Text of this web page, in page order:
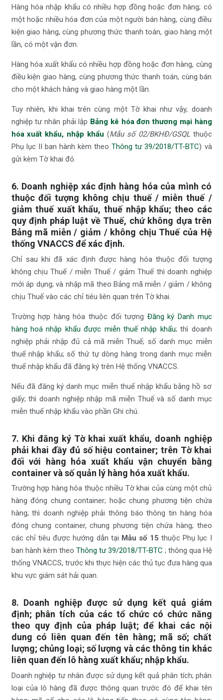
Hàng hóa nhập khẩu có nhiều hợp đồng hoặc đơn hàng; có
một hoặc nhiều hóa đơn của một người bán hàng, cùng điều
kiện giao hàng, cùng phương thức thanh toán, giao hàng một
lần, có một vận đơn.
Hàng hóa xuất khẩu có nhiều hợp đồng hoặc đơn hàng, cùng
điều kiện giao hàng, cùng phương thức thanh toán, cùng bán
cho một khách hàng và giao hàng một lần.
Tuy nhiên, khi khai trên cùng một Tờ khai như vậy, doanh
nghiệp tư nhân phải lập Bảng kê hóa đơn thương mại hàng
hóa xuất khẩu, nhập khẩu (Mẫu số 02/BKHĐ/GSQLthuộc
Phụ lục II ban hành kèm theoThông tư 39/2018/TT-BTC) và
gửi kèm Tờ khai đó.
6. Doanh nghiệp xác định hàng hóa của mình có
thuộc đối tượng không chịu thuế / miễn thuế /
giảm thuế xuất khẩu, thuế nhập khẩu; theo các
quy định pháp luật về Thuế, chứ không dựa trên
Bảng mã miễn / giảm / không chịu Thuế của Hệ
thống VNACCS để xác định.
Chỉ sau khi đã xác định được hàng hóa thuộc đối tượng
không chịu Thuế / miễn Thuế / giảm Thuế thì doanh nghiệp
mới áp dụng; và nhập mã theo Bảng mã miễn / giảm / không
chịu Thuế vào các chỉ tiêu liên quan trên Tờ khai.
Trường hợp hàng hóa thuộc đối tượng Đăng ký Danh mục
hàng hoá nhập khẩu được miễn thuế nhập khẩu; thì doanh
nghiệp phải nhập đủ cả mã miễn Thuế; số danh mục miễn
thuế nhập khẩu; số thứ tự dòng hàng trong danh mục miễn
thuế nhập khẩu đã đăng ký trên Hệ thống VNACCS.
Nếu đã đăng ký danh mục miễn thuế nhập khẩu bằng hồ sơ
giấy; thì doanh nghiệp nhập mã miễn Thuế và số danh mục
miễn thuế nhập khẩu vào phần Ghi chú.
7. Khi đăng ký Tờ khai xuất khẩu, doanh nghiệp
phải khai đầy đủ số hiệu container; trên Tờ khai
đối với hàng hóa xuất khẩu vận chuyển bằng
container và số quản lý hàng hóa xuất khẩu.
Trường hợp hàng hóa thuộc nhiều Tờ khai của cùng một chủ
hàng đóng chung container; hoặc chung phương tiện chứa
hàng; thì doanh nghiệp phải thông báo thông tin hàng hóa
đóng chung container, chung phương tiện chứa hàng; theo
các chỉ tiêu được hướng dẫn tại Mẫu số 15 thuộc Phụ lục I
ban hành kèm theo Thông tư 39/2018/TT-BTC ; thông qua Hệ
thống VNACCS, trước khi thực hiện các thủ tục đưa hàng qua
khu vực giám sát hải quan.
8. Doanh nghiệp được sử dụng kết quả giám
định; phân tích của các tổ chức có chức năng
theo quy định của pháp luật; để khai các nội
dung có liên quan đến tên hàng; mã số; chất
lượng; chủng loại; số lượng và các thông tin khác
liên quan đến lô hàng xuất khẩu; nhập khẩu.
Doanh nghiệp tư nhân được sử dụng kết quả phân tích; phân
loại của lô hàng đã được thông quan trước đó để khai tên